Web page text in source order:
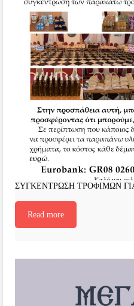
ΣΥΓΚΕΝΤΡΩΣΗ ΤΡΟΦΙΜΩΝ
Read more